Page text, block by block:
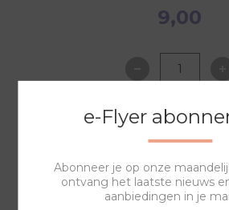
9,00
NAAR
OVERZICHT
e-Flyer
Abonneer je op onze
ontvang het laatste nieuws
aanbiedingen in je